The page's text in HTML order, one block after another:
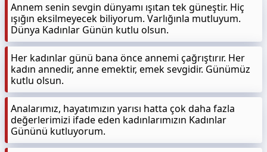
Annem senin sevgin dünyamı ışıtan tek güneştir. Hiç
ışığın eksilmeyecek biliyorum. Varlığınla mutluyum.
Dünya Kadınlar Günün kutlu olsun.
Her kadınlar günü bana önce annemi çağrıştırır. Her
kadın annedir, anne emektir, emek sevgidir. Günümüz
kutlu olsun.
Analarımız, hayatımızın yarısı hatta çok daha fazla
değerlerimizi ifade eden kadınlarımızın Kadınlar
Gününü kutluyorum.